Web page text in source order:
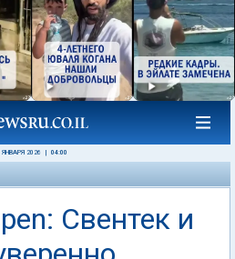
ЯНВАРЯ 2026 04:00
Свентек и